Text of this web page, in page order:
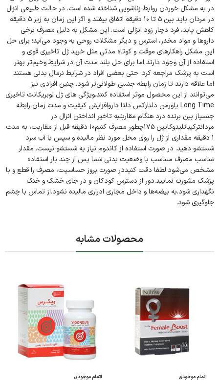
در به مشکل خوردن روابط زناشویی شناخته شده است. در حالت طبیعی انزال
در مردان باید بین ۵ تا ۱۰ دقیقه اتفاق بیفتد و اگر این زمان به زیر ۵ دقیقه
کاهش یابد، فرد دچار زود انزالی است. این مشکل به دلیل مصرف برخی
داروها و مواد مخدر، استرس و دیگر مشکلات روحی به وجود می‌آید؛ برای حل
این مشکل راهکارهای موقت و کوتاه مدتی مثل خرید ژل تاخیری قوی و
استفاده از آن وجود دارند اما برای حل بلند مدت آن در شرایط وخیم‌تر بهتر
است به پزشک مراجعه کرد. حتی بعضی افراد در شرایط نرمال بدنی هستند
اما علاقه دارند تا زمان رابطه جنسی طولانی‌تر شود. چنین افرادی نیز
می‌توانند از این محصول موثر استفاده کنند.ویژگی های ژل لوبریکانت تاخیری
Long Time پاورمن دلتازکس دلتا داروافزایش کیفیت و مدت زمان رابطه
جنسیاز بین برنده درد هنگام مقاربتبه تاخیر انداختن انزال در
مردانترکیباتلیدوکایین ۱۷۵چطور مصرف کنیم۱۰ دقیقه قبل از مقاربت، به مدت
۱ دقیقه مقداری از ژل را روی محل مورد نظر مالیده و سپس با آب سرد
شستشو دهید. در صورت استفاده از کاندوم نیاز به شستشو نیست. مقدار
مناسب مصرف متناسب با وضعیت بدنی شما پس از چند بار استفاده
مشخص می‌شود.لطفا دقت کنیددر صورت بروز حساسیت، مصرف را قطع و با
پزشک مشورت نمایید.دور از دسترس کودکان و در جای خشک و خنک
نگهداری شود.به بیضه‌ها و داخل مجاری ادراری مالیده نشود.از تماس با چشم
جلوگیری شود.
محصولات مشابه
اتمام موجودی اتمام موجودی